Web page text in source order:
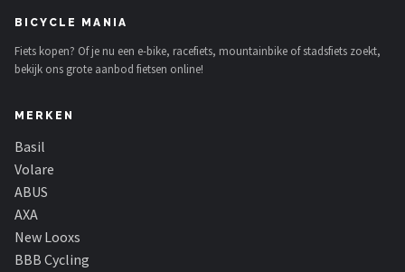
Voltano
Cortina
Alle merken →
BICYCLE MANIA
Fiets kopen? Of je nu een e-bike, racefiets, mountainbike of stadsfiets zoekt,
bekijk ons grote aanbod fietsen online!
MERKEN
Basil
Volare
ABUS
AXA
New Looxs
BBB Cycling